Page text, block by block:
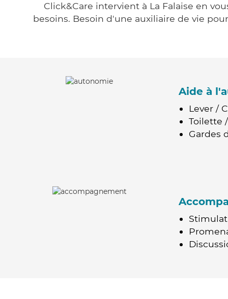
Click&Care intervient à La Falaise en
besoins. Besoin d'une auxiliaire de vie
Aide à
Lever /
Toilette
Gardes